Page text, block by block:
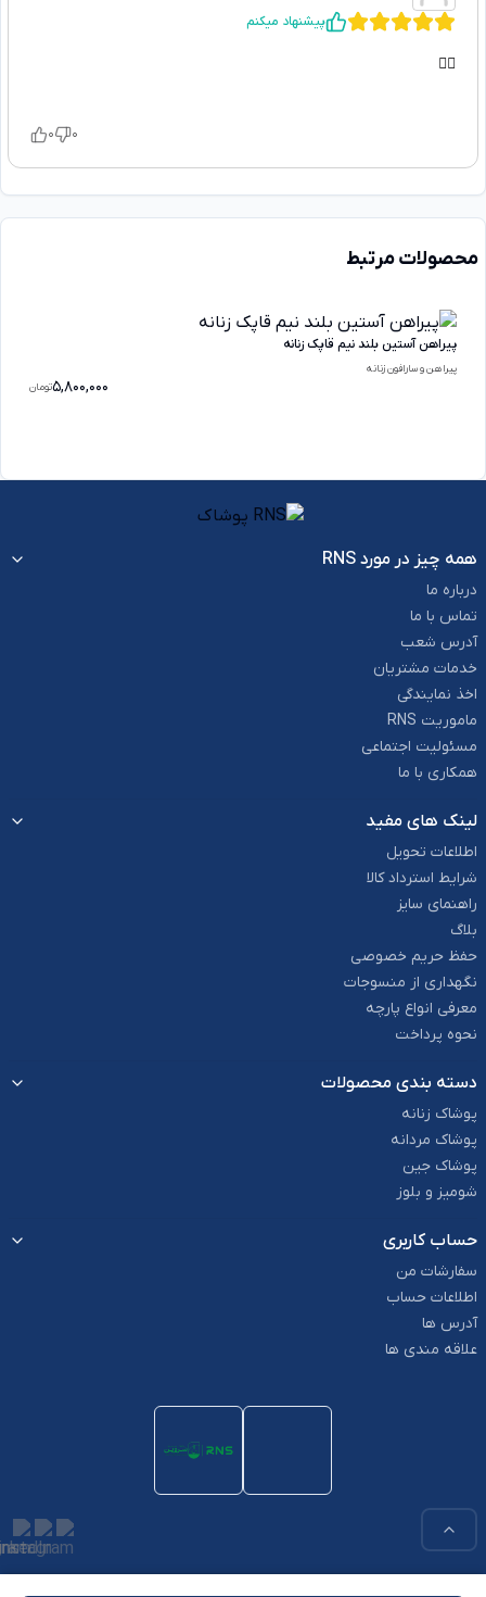
پیشنهاد میکنم
👌🏻
0
0
محصولات مرتبط
پیراهن آستین بلند نیم قاپک زنانه
پیراهن و سارافون زنانه
5,800,000تومان
همه چیز در مورد RNS
درباره ما
تماس با ما
آدرس شعب
خدمات مشتریان
اخذ نمایندگی
ماموریت RNS
مسئولیت اجتماعی
همکاری با ما
لینک های مفید
اطلاعات تحویل
شرایط استرداد کالا
راهنمای سایز
بلاگ
حفظ حریم خصوصی
نگهداری از منسوجات
معرفی انواع پارچه
نحوه پرداخت
دسته بندی محصولات
پوشاک زنانه
پوشاک مردانه
پوشاک جین
شومیز و بلوز
حساب کاربری
سفارشات من
اطلاعات حساب
آدرس ها
علاقه مندی ها